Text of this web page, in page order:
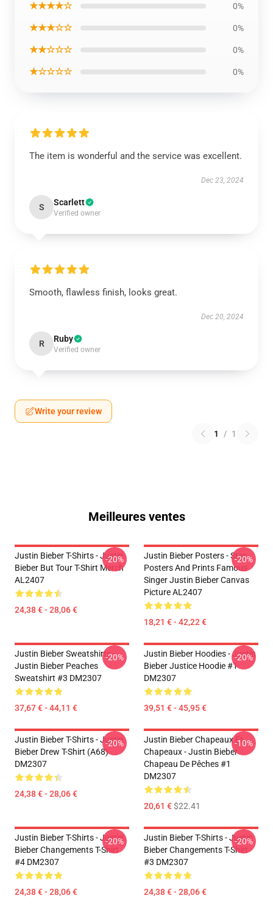
★★★★☆ 0%
★★★☆☆ 0%
★★☆☆☆ 0%
★☆☆☆☆ 0%
The item is wonderful and the service was excellent.
Dec 23, 2024
S Scarlett
Verified owner
Smooth, flawless finish, looks great.
Dec 20, 2024
R Ruby
Verified owner
Write your review
1 / 1
Meilleures ventes
Justin Bieber T-Shirts - Justin
Bieber But Tour T-Shirt Merch
AL2407
24,38 € - 28,06 €
-20%
Justin Bieber Posters - Star
Posters And Prints Famous
Singer Justin Bieber Canvas
Picture AL2407
18,21 € - 42,22 €
-20%
Justin Bieber Sweatshirts -
Justin Bieber Peaches
Sweatshirt #3 DM2307
37,67 € - 44,11 €
-20%
Justin Bieber Hoodies - Justin
Bieber Justice Hoodie #1
DM2307
39,51 € - 45,95 €
-20%
Justin Bieber T-Shirts - Justin
Bieber Drew T-Shirt (A68)
DM2307
24,38 € - 28,06 €
-20%
Justin Bieber Chapeaux Et
Chapeaux - Justin Bieber
Chapeau De Pêches #1
DM2307
20,61 €$22.41
-10%
Justin Bieber T-Shirts - Justin
Bieber Changements T-Shirt
#4 DM2307
24,38 € - 28,06 €
-20%
Justin Bieber T-Shirts - Justin
Bieber Changements T-Shirt
#3 DM2307
24,38 € - 28,06 €
-20%